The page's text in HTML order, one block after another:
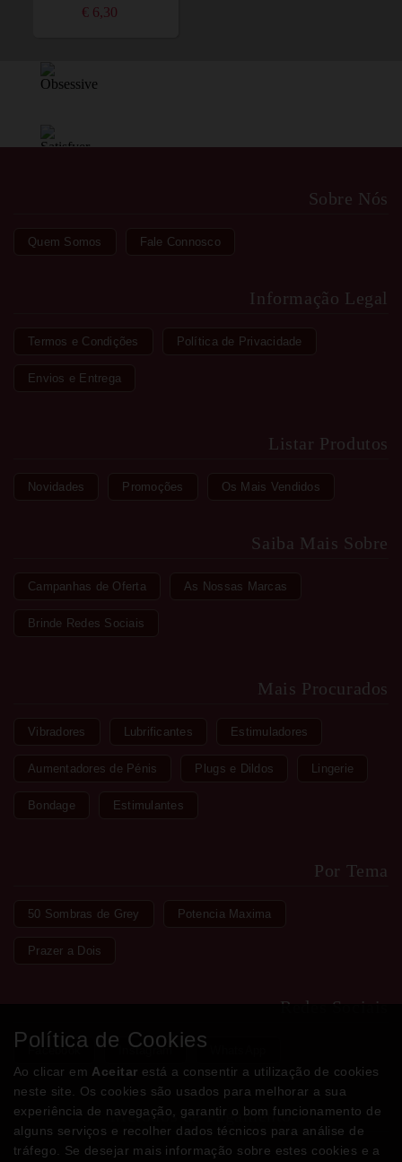
€ 6,30
Sobre Nós
Quem Somos Fale Connosco
Informação Legal
Termos e Condições Política de Privacidade
Envios e Entrega
Listar Produtos
Novidades Promoções Os Mais Vendidos
Saiba Mais Sobre
Campanhas de Oferta As Nossas Marcas
Brinde Redes Sociais
Mais Procurados
Vibradores Lubrificantes Estimuladores
Aumentadores de Pénis Plugs e Dildos Lingerie
Bondage Estimulantes
Por Tema
50 Sombras de Grey Potencia Maxima
Prazer a Dois
Redes Sociais
Facebook Instagram
Métodos de Pagamento
Política de Cookies
Ao clicar em Aceitar está a consentir a utilização de cookies
neste site. Os cookies são usados para melhorar a sua
experiência de navegação, garantir o bom funcionamento de
alguns serviços e recolher dados técnicos para análise de
tráfego. Se desejar mais informação sobre estes cookies e a